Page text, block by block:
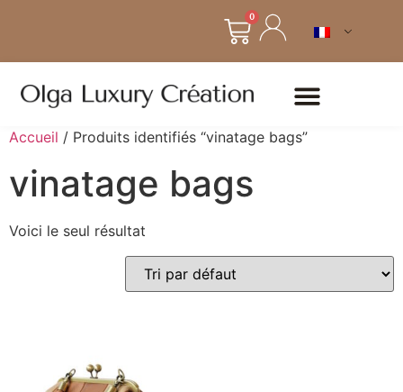
0
Accueil / Produits identifiés “vinatage bags”
vinatage bags
Voici le seul résultat